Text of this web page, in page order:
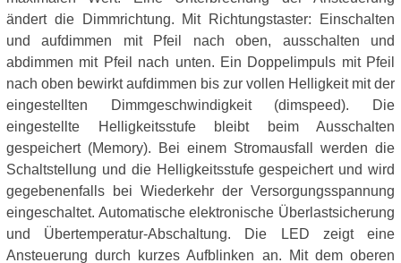
ändert die Dimmrichtung. Mit Richtungstaster: Einschalten
und aufdimmen mit Pfeil nach oben, ausschalten und
abdimmen mit Pfeil nach unten. Ein Doppelimpuls mit Pfeil
nach oben bewirkt aufdimmen bis zur vollen Helligkeit mit der
eingestellten Dimmgeschwindigkeit (dimspeed). Die
eingestellte Helligkeitsstufe bleibt beim Ausschalten
gespeichert (Memory). Bei einem Stromausfall werden die
Schaltstellung und die Helligkeitsstufe gespeichert und wird
gegebenenfalls bei Wiederkehr der Versorgungsspannung
eingeschaltet. Automatische elektronische Überlastsicherung
und Übertemperatur-Abschaltung. Die LED zeigt eine
Ansteuerung durch kurzes Aufblinken an. Mit dem oberen